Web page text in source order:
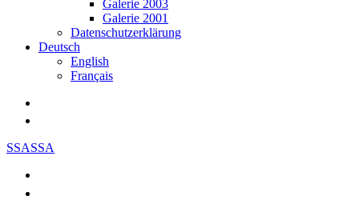
Galerie 2003
Galerie 2001
Datenschutzerklärung
Deutsch
English
Français
SSASSA